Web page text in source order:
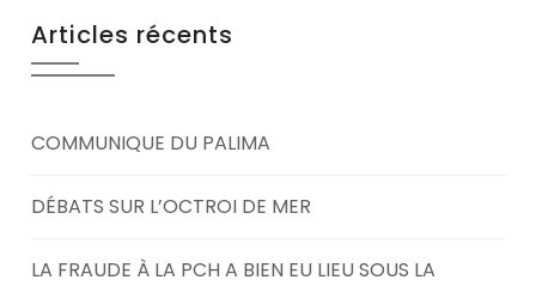
Articles récents
COMMUNIQUE DU PALIMA
DÉBATS SUR L’OCTROI DE MER
LA FRAUDE À LA PCH A BIEN EU LIEU SOUS LA